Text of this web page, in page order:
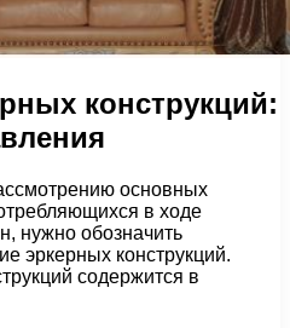
конструкций:
основных
в ходе
нужно обозначить
эркерных конструкций.
содержится в